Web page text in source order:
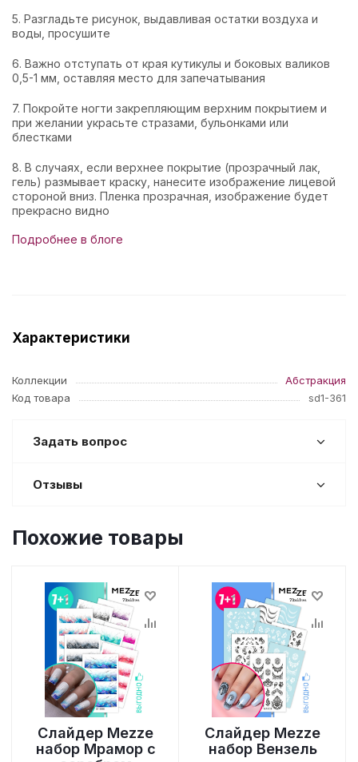
5. Разгладьте рисунок, выдавливая остатки воздуха и
воды, просушите
6. Важно отступать от края кутикулы и боковых валиков
0,5-1 мм, оставляя место для запечатывания
7. Покройте ногти закрепляющим верхним покрытием и
при желании украсьте стразами, бульонками или
блестками
8. В случаях, если верхнее покрытие (прозрачный лак,
гель) размывает краску, нанесите изображение лицевой
стороной вниз. Пленка прозрачная, изображение будет
прекрасно видно
Подробнее в блоге
Характеристики
Коллекции
Абстракция
Код товара
sd1-361
Задать вопрос
Отзывы
Похожие товары
Слайдер Mezze
набор Мрамор с
Слайдер Mezze
набор Вензель